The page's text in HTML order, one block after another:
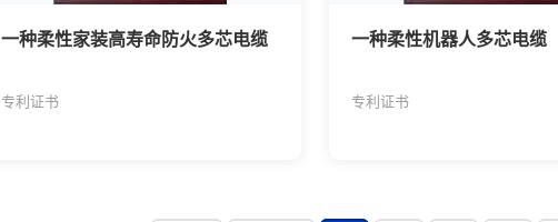
一种柔性家装高寿命防火多芯电缆
专利证书
一种柔性机器人多芯电缆
专利证书